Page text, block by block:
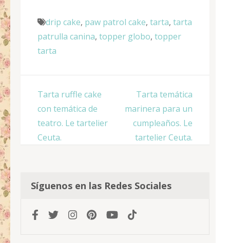
drip cake, paw patrol cake, tarta, tarta
patrulla canina, topper globo, topper
tarta
Navegación
de
entradas
Tarta ruffle cake
con temática de
teatro. Le tartelier
Ceuta.
Tarta temática
marinera para un
cumpleaños. Le
tartelier Ceuta.
Síguenos en las Redes Sociales